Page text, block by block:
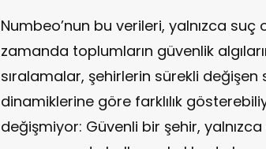
Numbeo’nun bu verileri, yalnızca suç
zamanda toplumların güvenlik
sıralamalar, şehirlerin sürekli
dinamiklerine göre farklılık
değişmiyor: Güvenli bir şehir,